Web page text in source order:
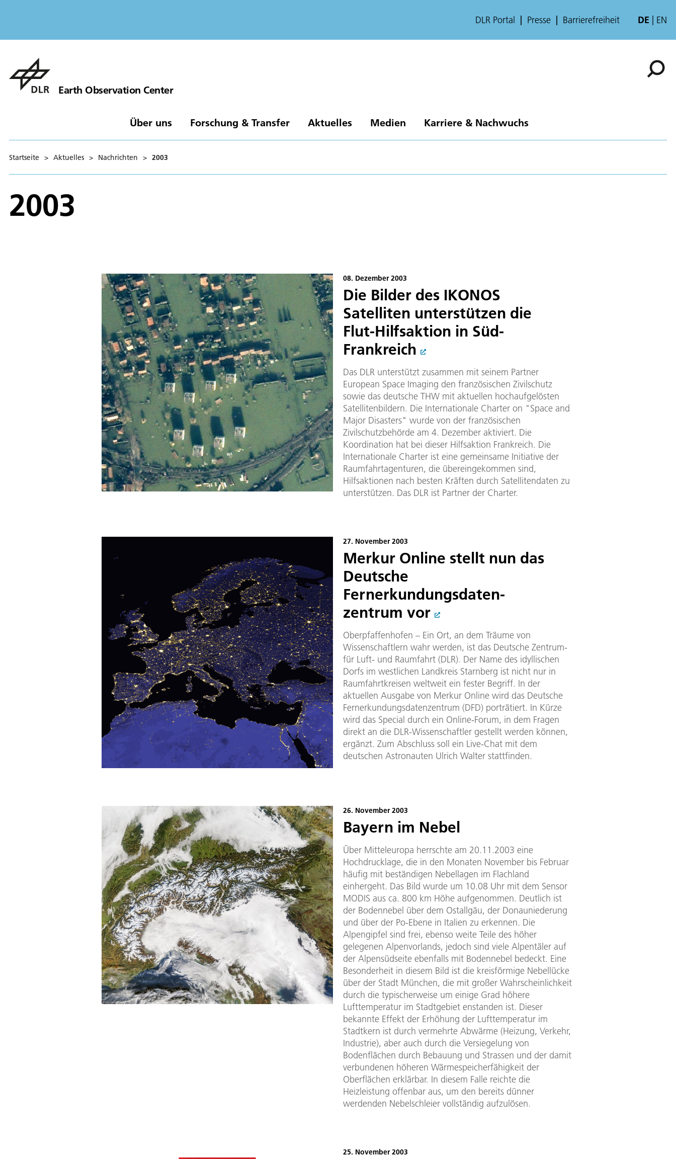
DLR Portal Presse Barrierefreiheit DE EN
Earth Observation Center
Über uns Forschung & Transfer Aktuelles Medien Karriere & Nachwuchs
Startseite > Aktuelles > Nachrichten > 2003
2003
08. Dezember 2003
Die Bilder des IKONOS
Satelliten unterstützen die
Flut-Hilfsaktion in Süd-
Frankreich
Das DLR unterstützt zusammen mit seinem Partner
European Space Imaging den französischen Zivilschutz
sowie das deutsche THW mit aktuellen hochaufgelösten
Satellitenbildern. Die Internationale Charter on "Space and
Major Disasters" wurde von der französischen
Zivilschutzbehörde am 4. Dezember aktiviert. Die
Koordination hat bei dieser Hilfsaktion Frankreich. Die
Internationale Charter ist eine gemeinsame Initiative der
Raumfahrtagenturen, die übereingekommen sind,
Hilfsaktionen nach besten Kräften durch Satellitendaten zu
unterstützen. Das DLR ist Partner der Charter.
27. November 2003
Merkur Online stellt nun das
Deutsche
Fernerkundungsdaten-
zentrum vor
Oberpfaffenhofen – Ein Ort, an dem Träume von
Wissenschaftlern wahr werden, ist das Deutsche Zentrum-
für Luft- und Raumfahrt (DLR). Der Name des idyllischen
Dorfs im westlichen Landkreis Starnberg ist nicht nur in
Raumfahrtkreisen weltweit ein fester Begriff. In der
aktuellen Ausgabe von Merkur Online wird das Deutsche
Fernerkundungsdatenzentrum (DFD) porträtiert. In Kürze
wird das Special durch ein Online-Forum, in dem Fragen
direkt an die DLR-Wissenschaftler gestellt werden können,
ergänzt. Zum Abschluss soll ein Live-Chat mit dem
deutschen Astronauten Ulrich Walter stattfinden.
26. November 2003
Bayern im Nebel
Über Mitteleuropa herrschte am 20.11.2003 eine
Hochdrucklage, die in den Monaten November bis Februar
häufig mit beständigen Nebellagen im Flachland
einhergeht. Das Bild wurde um 10.08 Uhr mit dem Sensor
MODIS aus ca. 800 km Höhe aufgenommen. Deutlich ist
der Bodennebel über dem Ostallgäu, der Donauniederung
und über der Po-Ebene in Italien zu erkennen. Die
Alpengipfel sind frei, ebenso weite Teile des höher
gelegenen Alpenvorlands, jedoch sind viele Alpentäler auf
der Alpensüdseite ebenfalls mit Bodennebel bedeckt. Eine
Besonderheit in diesem Bild ist die kreisförmige Nebellücke
über der Stadt München, die mit großer Wahrscheinlichkeit
durch die typischerweise um einige Grad höhere
Lufttemperatur im Stadtgebiet enstanden ist. Dieser
bekannte Effekt der Erhöhung der Lufttemperatur im
Stadtkern ist durch vermehrte Abwärme (Heizung, Verkehr,
Industrie), aber auch durch die Versiegelung von
Bodenflächen durch Bebauung und Strassen und der damit
verbundenen höheren Wärmespeicherfähigkeit der
Oberflächen erklärbar. In diesem Falle reichte die
Heizleistung offenbar aus, um den bereits dünner
werdenden Nebelschleier vollständig aufzulösen.
25. November 2003